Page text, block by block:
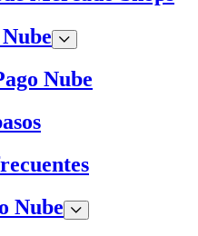
Nube
Nube